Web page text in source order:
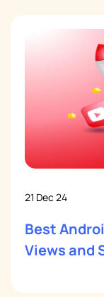
21 Dec 24
Best
Views and